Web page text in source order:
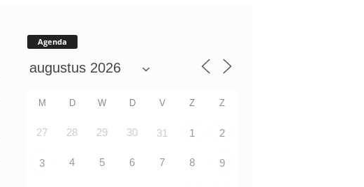
Agenda
M D W D V Z Z
27 28 29 30 31 1 2
3 4 5 6 7 8 9